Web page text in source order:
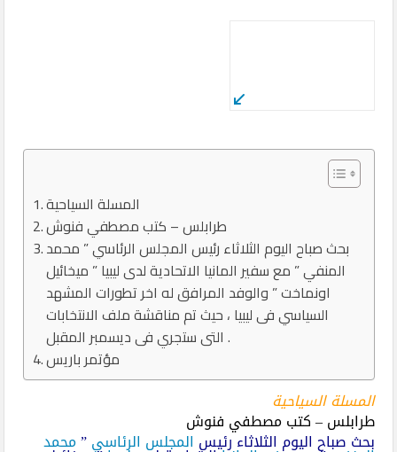
المسلة السياحية
طرابلس – كتب مصطفي فنوش
بحث صباح اليوم الثلاثاء رئيس المجلس الرئاسي ” محمد
المنفي ” مع سفير المانيا الاتحادية لدى ليبيا ” ميخائيل
اونماخت ” والوفد المرافق له اخر تطورات المشهد
السياسي فى ليبيا ، حيث تم مناقشة ملف الانتخابات
التى ستجري فى ديسمبر المقبل .
مؤتمر باريس
المسلة السياحية
طرابلس – كتب مصطفي فنوش
بحث صباح اليوم الثلاثاء رئيس المجلس الرئاسي”محمد